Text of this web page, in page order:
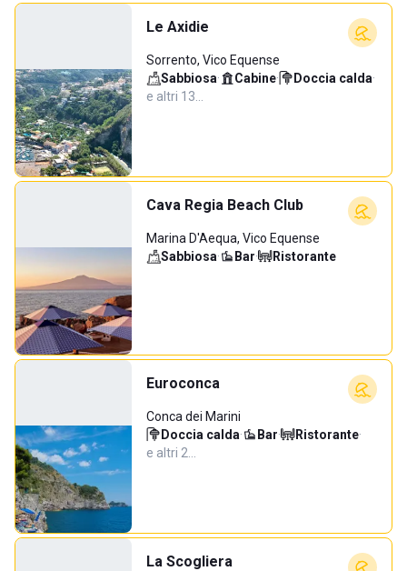
Le Axidie
Sorrento, Vico Equense
Sabbiosa· Cabine· Doccia calda·
e altri 13…
Cava Regia Beach Club
Marina D'Aequa, Vico Equense
Sabbiosa· Bar· Ristorante
Euroconca
Conca dei Marini
Doccia calda· Bar· Ristorante·
e altri 2…
La Scogliera